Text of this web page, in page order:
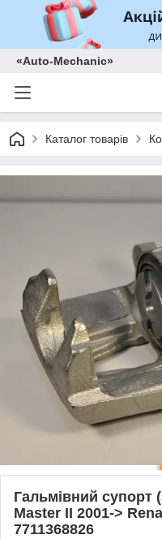
«Auto-Mechanic»
Каталог товарів
Гальмівний супорт
Master II 2001->
7711368826